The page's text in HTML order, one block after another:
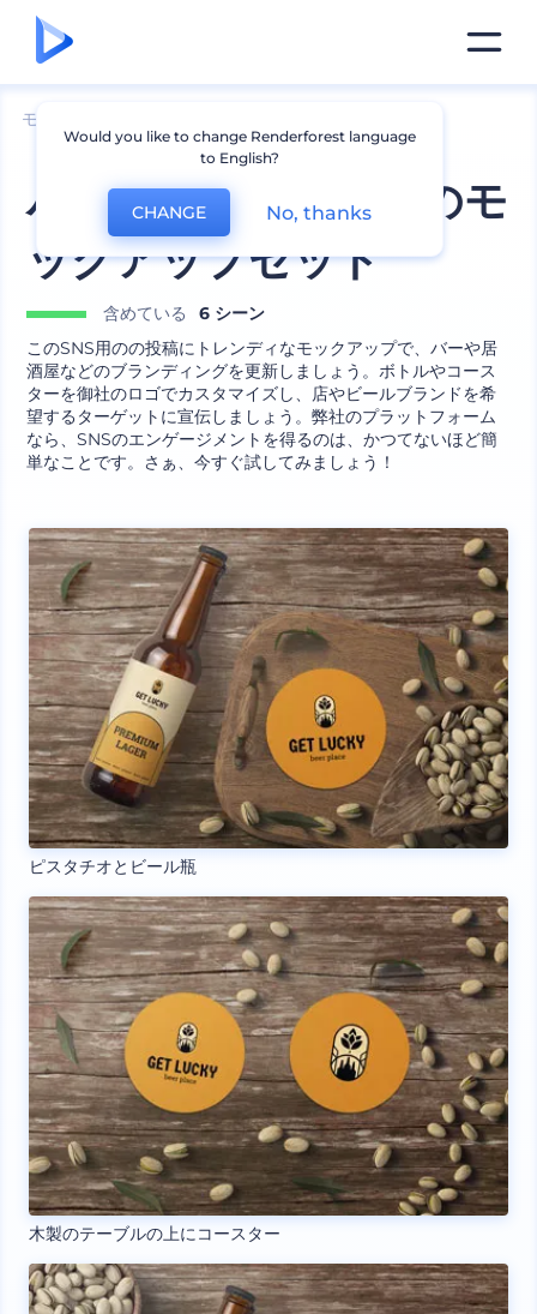
モックアップ
バー・コースター用のモ
ックアップセット
含めている
6 シーン
このSNS用のの投稿にトレンディなモックアップで、バーや居
酒屋などのブランディングを更新しましょう。ボトルやコース
ターを御社のロゴでカスタマイズし、店やビールブランドを希
望するターゲットに宣伝しましょう。弊社のプラットフォーム
なら、SNSのエンゲージメントを得るのは、かつてないほど簡
単なことです。さぁ、今すぐ試してみましょう！
ピスタチオとビール瓶
木製のテーブルの上にコースター
Would you like to change Renderforest language
to English?
CHANGE No, thanks